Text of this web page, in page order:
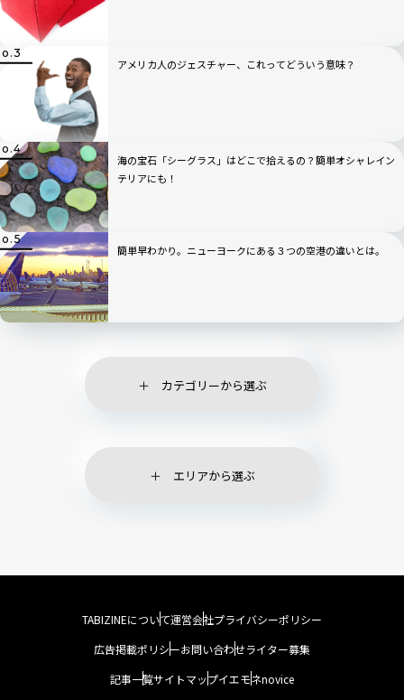
アメリカ人のジェスチャー、これってどういう意味？
海の宝石「シーグラス」はどこで拾えるの？簡単オシャレイン
テリアにも！
簡単早わかり。ニューヨークにある３つの空港の違いとは。
カテゴリーから選ぶ
エリアから選ぶ
TABIZINEについて運営会社プライバシーポリシー
広告掲載ポリシーお問い合わせライター募集
記事一覧サイトマップイエモネnovice